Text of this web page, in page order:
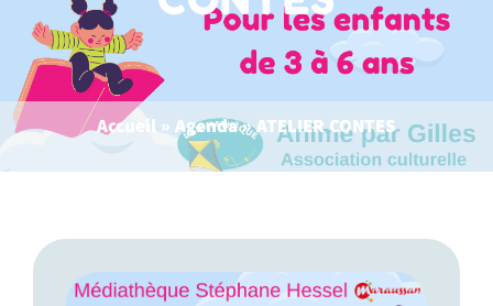
Accueil » Agenda»ATELIER CONTES